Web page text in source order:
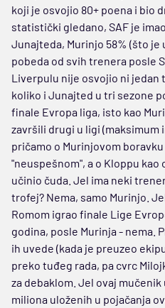
koji je osvojio 80+ poena i bio
statistički gledano, SAF je
Junajteda, Murinjo 58% (što
pobeda od svih trenera posle
Liverpulu nije osvojio ni jedan
koliko i Junajted u tri sezone
finale Evropa liga, isto kao
završili drugi u ligi (maksimum
pričamo o Murinjovom
"neuspešnom", a o Kloppu
učinio čuda. Jel ima neki
trofej? Nema, samo Murinjo.
Romom igrao finale Lige
godina, posle Murinja - nema.
ih uvede (kada je preuzeo
preko tuđeg rada, pa cvrc
za debaklom. Jel ovaj
miliona uloženih u pojačanja